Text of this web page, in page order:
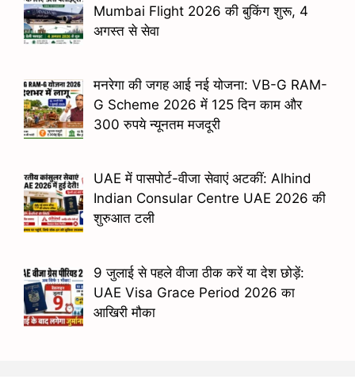
Mumbai Flight 2026 की बुकिंग शुरू, 4
अगस्त से सेवा
मनरेगा की जगह आई नई योजना: VB-G RAM-
G Scheme 2026 में 125 दिन काम और
300 रुपये न्यूनतम मजदूरी
UAE में पासपोर्ट-वीजा सेवाएं अटकीं: Alhind
Indian Consular Centre UAE 2026 की
शुरुआत टली
9 जुलाई से पहले वीजा ठीक करें या देश छोड़ें:
UAE Visa Grace Period 2026 का
आखिरी मौका